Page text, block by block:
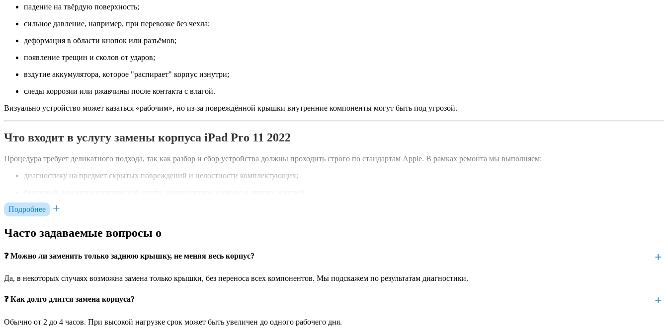
падение на твёрдую поверхность;
сильное давление, например, при перевозке без чехла;
деформация в области кнопок или разъёмов;
появление трещин и сколов от ударов;
вздутие аккумулятора, которое "распирает" корпус изнутри;
следы коррозии или ржавчины после контакта с влагой.
Визуально устройство может казаться «рабочим», но из-за повреждённой крышки внутренние компоненты могут быть под угрозой.
Что входит в услугу замены корпуса iPad Pro 11 2022
Процедура требует деликатного подхода, так как разбор и сбор устройства должны проходить строго по стандартам Apple. В рамках ремонта мы выполняем:
диагностику на предмет скрытых повреждений и целостности комплектующих;
перенос компонентов в новый корпус (в том числе кнопок, шлейфов, антенн);
При необходимости можно заменить только заднюю крышку или отдельные элементы корпуса.
Используем только оригинальные корпуса или аналоги премиум-класса;
Подробнее
Часто задаваемые вопросы о
❓ Можно ли заменить только заднюю крышку, не меняя весь корпус?
Да, в некоторых случаях возможна замена только крышки, без переноса всех компонентов. Мы подскажем по результатам диагностики.
❓ Как долго длится замена корпуса?
Обычно от 2 до 4 часов. При высокой нагрузке срок может быть увеличен до одного рабочего дня.